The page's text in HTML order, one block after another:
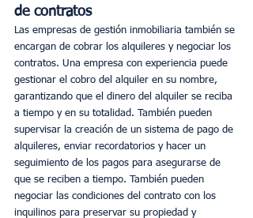
de contratos
Las empresas de gestión inmobiliaria también se
encargan de cobrar los alquileres y negociar los
contratos. Una empresa con experiencia puede
gestionar el cobro del alquiler en su nombre,
garantizando que el dinero del alquiler se reciba
a tiempo y en su totalidad. También pueden
supervisar la creación de un sistema de pago de
alquileres, enviar recordatorios y hacer un
seguimiento de los pagos para asegurarse de
que se reciben a tiempo. También pueden
negociar las condiciones del contrato con los
inquilinos para preservar su propiedad y